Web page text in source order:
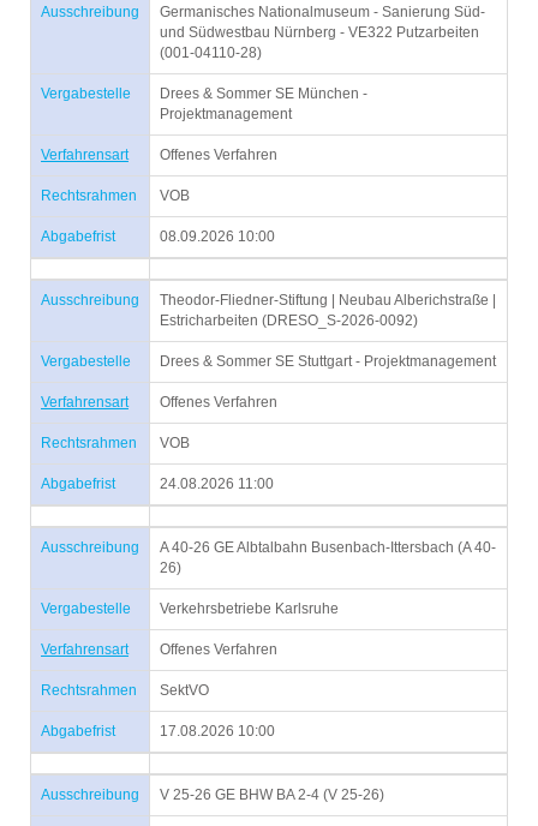
Ausschreibung
Germanisches Nationalmuseum - Sanierung Süd-
und Südwestbau Nürnberg - VE322 Putzarbeiten
(001-04110-28)
Vergabestelle
Drees & Sommer SE München -
Projektmanagement
Verfahrensart Offenes Verfahren
Rechtsrahmen VOB
Abgabefrist 08.09.2026 10:00
Ausschreibung
Theodor-Fliedner-Stiftung | Neubau Alberichstraße |
Estricharbeiten (DRESO_S-2026-0092)
Vergabestelle Drees & Sommer SE Stuttgart - Projektmanagement
Verfahrensart Offenes Verfahren
Rechtsrahmen VOB
Abgabefrist 24.08.2026 11:00
Ausschreibung
A 40-26 GE Albtalbahn Busenbach-Ittersbach (A 40-
26)
Vergabestelle Verkehrsbetriebe Karlsruhe
Verfahrensart Offenes Verfahren
Rechtsrahmen SektVO
Abgabefrist 17.08.2026 10:00
Ausschreibung V 25-26 GE BHW BA 2-4 (V 25-26)